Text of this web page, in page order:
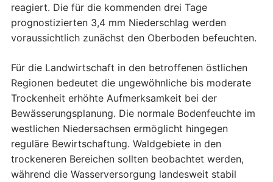
reagiert. Die für die kommenden drei Tage
prognostizierten 3,4 mm Niederschlag werden
voraussichtlich zunächst den Oberboden befeuchten.
Für die Landwirtschaft in den betroffenen östlichen
Regionen bedeutet die ungewöhnliche bis moderate
Trockenheit erhöhte Aufmerksamkeit bei der
Bewässerungsplanung. Die normale Bodenfeuchte im
westlichen Niedersachsen ermöglicht hingegen
reguläre Bewirtschaftung. Waldgebiete in den
trockeneren Bereichen sollten beobachtet werden,
während die Wasserversorgung landesweit stabil